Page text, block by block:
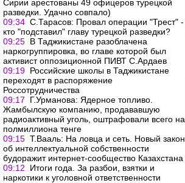
Сирии арестованы 49 офицеров турецкой
разведки. Удачно совпало)
09:34 С.Тарасов: Провал операции "Трест" -
кто "подставил" главу турецкой разведки?
09:25 В Таджикистане разоблачена
наркогруппировка, во главе которой был
активист оппозиционной ПИВТ С.Ардаев
09:19 Российские школы в Таджикистане
переходят в распоряжение
Россотрудничества
09:17
Г.Урманова: Ядерное топливо.
Жамбылскую компанию, продававшую
радиоактивный уголь, оштрафовали всего на
полмиллиона тенге
09:15 Т.Вааль: На ловца и сеть. Новый закон
об интеллектуальной собственности
будоражит интернет-сообщество Казахстана
09:12
Итоги года. За разбои, взятки и
наркотики к уголовной ответственности